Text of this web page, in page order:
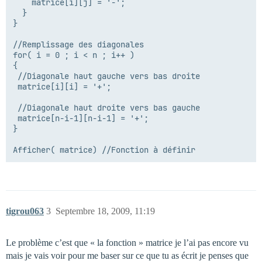
    matrice[i][j] = '-';
  }
}
//Remplissage des diagonales
for( i = 0 ; i < n ; i++ )
{
//Diagonale haut gauche vers bas droite
matrice[i][i] = '+';
//Diagonale haut droite vers bas gauche
matrice[n-i-1][n-i-1] = '+';
}
tigrou063 Septembre 18, 2009, 11:19
3
Le problème c’est que « la fonction » matrice je l’ai pas encore vu
mais je vais voir pour me baser sur ce que tu as écrit je penses que